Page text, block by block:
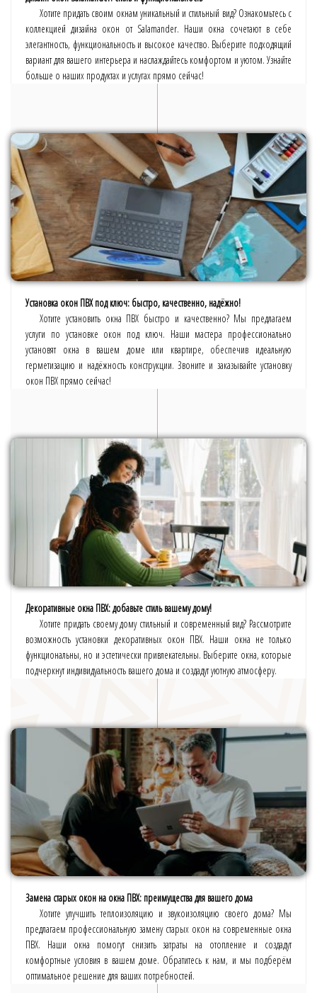
Хотите придать своим окнам уникальный и стильный вид? Ознакомьтесь с
коллекцией дизайна окон от Salamander. Наши окна сочетают в себе
элегантность, функциональность и высокое качество. Выберите подходящий
вариант для вашего интерьера и наслаждайтесь комфортом и уютом. Узнайте
больше о наших продуктах и услугах прямо сейчас!
Установка окон ПВХ под ключ: быстро, качественно, надёжно!
Хотите установить окна ПВХ быстро и качественно? Мы предлагаем
услуги по установке окон под ключ. Наши мастера профессионально
установят окна в вашем доме или квартире, обеспечив идеальную
герметизацию и надёжность конструкции. Звоните и заказывайте установку
окон ПВХ прямо сейчас!
Декоративные окна ПВХ: добавьте стиль вашему дому!
Хотите придать своему дому стильный и современный вид? Рассмотрите
возможность установки декоративных окон ПВХ. Наши окна не только
функциональны, но и эстетически привлекательны. Выберите окна, которые
подчеркнут индивидуальность вашего дома и создадут уютную атмосферу.
Замена старых окон на окна ПВХ: преимущества для вашего дома
Хотите улучшить теплоизоляцию и звукоизоляцию своего дома? Мы
предлагаем профессиональную замену старых окон на современные окна
ПВХ. Наши окна помогут снизить затраты на отопление и создадут
комфортные условия в вашем доме. Обратитесь к нам, и мы подберём
оптимальное решение для ваших потребностей.